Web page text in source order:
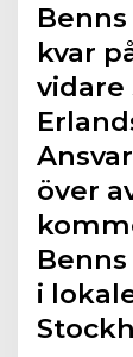
kvar
vidare
över
i